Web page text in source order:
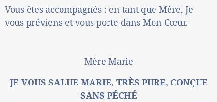
Vous êtes accompagnés : en tant que Mère, Je
vous préviens et vous porte dans Mon Cœur.
Mère Marie
JE VOUS SALUE MARIE, TRÈS PURE, CONÇUE
SANS PÉCHÉ